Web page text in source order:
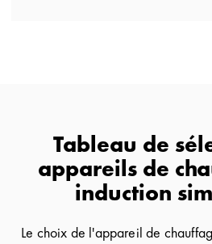
Tableau de
appareils de
induction
Le choix de l'appareil de